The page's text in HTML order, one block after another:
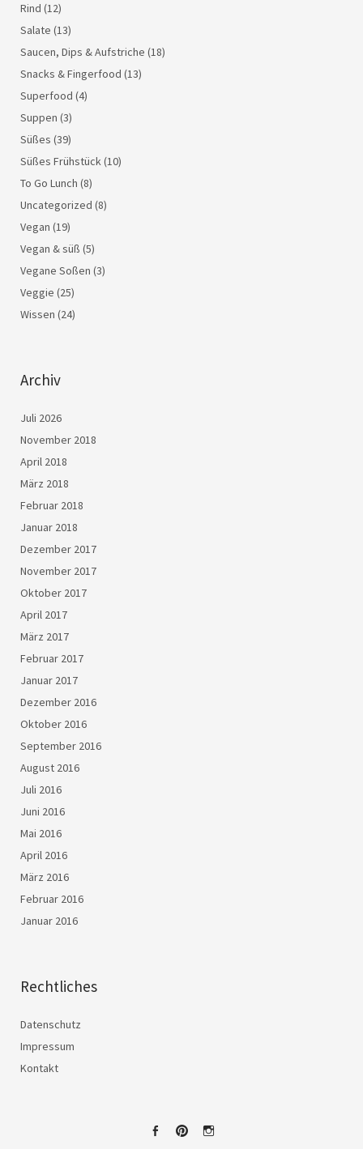
Rind (12)
Salate (13)
Saucen, Dips & Aufstriche (18)
Snacks & Fingerfood (13)
Superfood (4)
Suppen (3)
Süßes (39)
Süßes Frühstück(10)
To Go Lunch (8)
Uncategorized (8)
Vegan (19)
Vegan & süß (5)
Vegane Soßen (3)
Veggie (25)
Wissen (24)
Archiv
Juli 2026
November 2018
April 2018
März 2018
Februar 2018
Januar 2018
Dezember 2017
November 2017
Oktober 2017
April 2017
März 2017
Februar 2017
Januar 2017
Dezember 2016
Oktober 2016
September 2016
August 2016
Juli 2016
Juni 2016
Mai 2016
April 2016
März 2016
Februar 2016
Januar 2016
Rechtliches
Datenschutz
Impressum
Kontakt